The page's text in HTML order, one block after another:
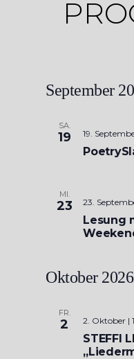
September
SA.
19 19.
MI.
23 23.
Lesung
Oktober 2026
FR.
2 2. Oktober |
STEFFI